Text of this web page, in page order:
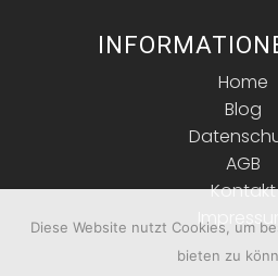
Home
Blog
AGB
Kontakt
Diese Website nutzt Cookies, um
bieten zu